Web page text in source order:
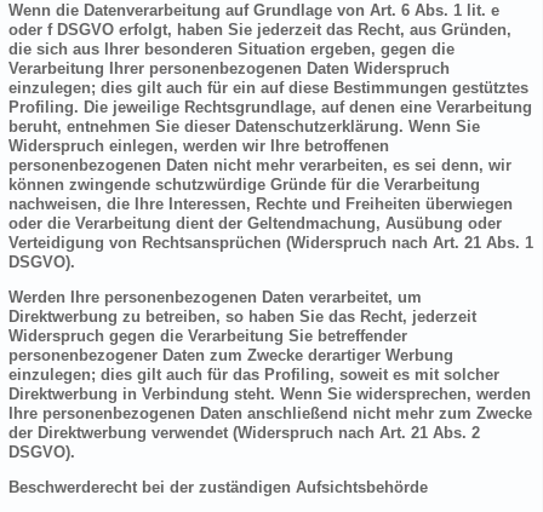
Wenn die Datenverarbeitung auf Grundlage von Art. 6 Abs. 1 lit. e
oder f DSGVO erfolgt, haben Sie jederzeit das Recht, aus Gründen,
die sich aus Ihrer besonderen Situation ergeben, gegen die
Verarbeitung Ihrer personenbezogenen Daten Widerspruch
einzulegen; dies gilt auch für ein auf diese Bestimmungen gestütztes
Profiling. Die jeweilige Rechtsgrundlage, auf denen eine Verarbeitung
beruht, entnehmen Sie dieser Datenschutzerklärung. Wenn Sie
Widerspruch einlegen, werden wir Ihre betroffenen
personenbezogenen Daten nicht mehr verarbeiten, es sei denn, wir
können zwingende schutzwürdige Gründe für die Verarbeitung
nachweisen, die Ihre Interessen, Rechte und Freiheiten überwiegen
oder die Verarbeitung dient der Geltendmachung, Ausübung oder
Verteidigung von Rechtsansprüchen (Widerspruch nach Art. 21 Abs. 1
DSGVO).
Werden Ihre personenbezogenen Daten verarbeitet, um
Direktwerbung zu betreiben, so haben Sie das Recht, jederzeit
Widerspruch gegen die Verarbeitung Sie betreffender
personenbezogener Daten zum Zwecke derartiger Werbung
einzulegen; dies gilt auch für das Profiling, soweit es mit solcher
Direktwerbung in Verbindung steht. Wenn Sie widersprechen, werden
Ihre personenbezogenen Daten anschließend nicht mehr zum Zwecke
der Direktwerbung verwendet (Widerspruch nach Art. 21 Abs. 2
DSGVO).
Beschwerderecht bei der zuständigen Aufsichtsbehörde